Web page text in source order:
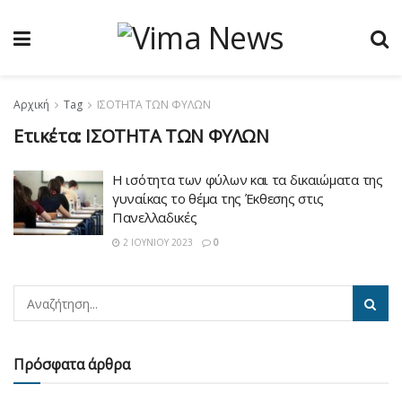
Αρχική Tag ΙΣΟΤΗΤΑ ΤΩΝ ΦΥΛΩΝ
Ετικέτα: ΙΣΟΤΗΤΑ ΤΩΝ ΦΥΛΩΝ
Η ισότητα των φύλων και τα δικαιώματα της
γυναίκας το θέμα της Έκθεσης στις
Πανελλαδικές
2 ΙΟΥΝΊΟΥ 2023 0
Πρόσφατα άρθρα